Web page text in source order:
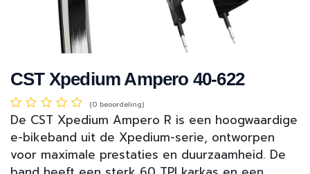
CST Xpedium Ampero 40-622
(0 beoordeling)
De CST Xpedium Ampero R is een hoogwaardige
e-bikeband uit de Xpedium-serie, ontworpen
voor maximale prestaties en duurzaamheid. De